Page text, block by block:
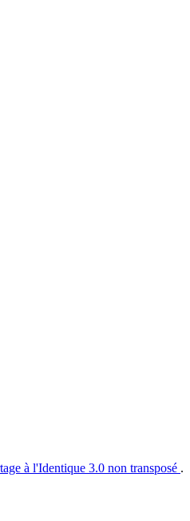
à l'Identique 3.0 non transposé .